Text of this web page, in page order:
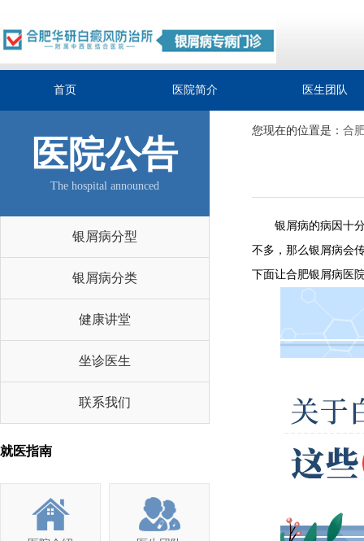
首页 医院简介 医生团队
医院公告
The hospital announced
银屑病分型
银屑病分类
健康讲堂
坐诊医生
联系我们
就医指南
您现在的位置是： 合
银屑病的病因十分
不多，那么银屑病会
下面让合肥银屑病医